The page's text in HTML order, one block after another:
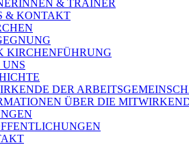
& TRAINER
& KONTAKT
KIRCHENFÜHRUNG
UNS
DER
ÜBER DIE